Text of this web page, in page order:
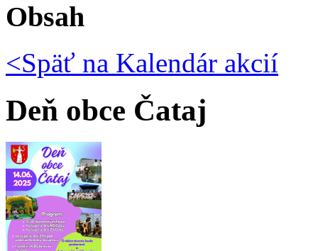
Obsah
<Späť na Kalendár akcií
Deň obce Čataj